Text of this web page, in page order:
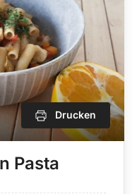
Drucken
Pasta